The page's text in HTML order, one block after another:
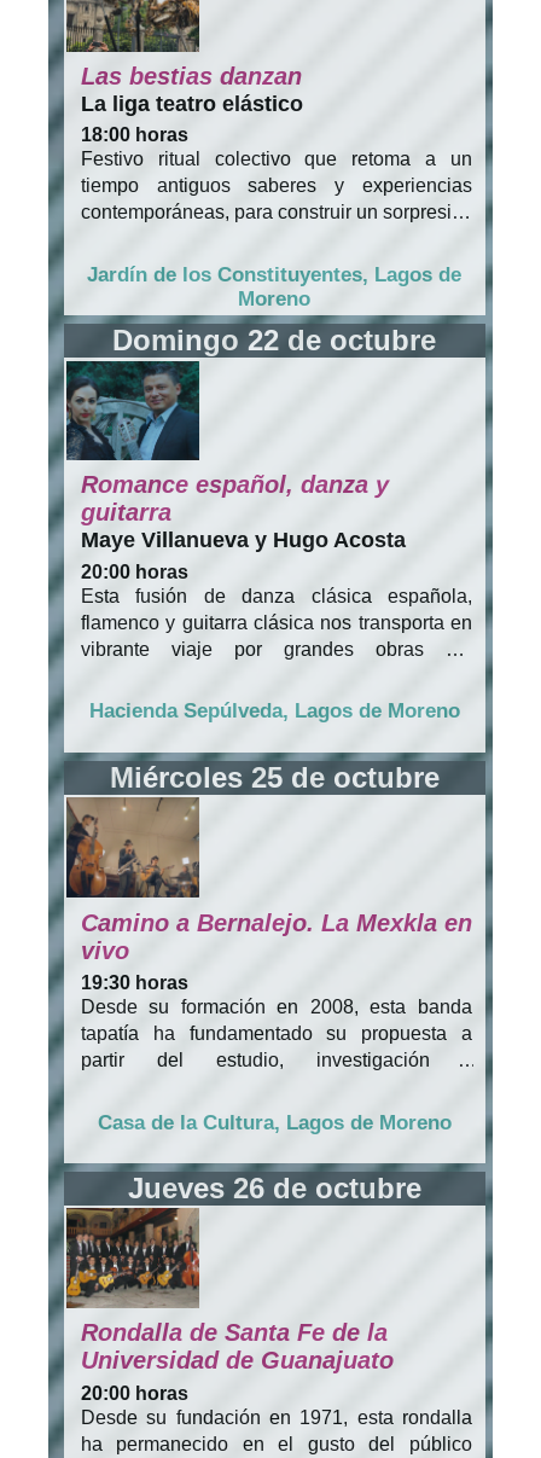
familiarizan con el delicado equilibrio de los
ecosistemas, se empapan de la fundamental
relación humano – animal expresada en
antiguas tradiciones y mitos de pueblos
originarios. El taller culmina con una
intervención artística en la que los niños
recorrerán las calles animando a una
manada de lobos, un gran venado y a las
múltiples creaturas realizadas por ellos
Las bestias danzan
La liga teatro elástico
18:00 horas
Festivo ritual colectivo que retoma a un
tiempo antiguos saberes y experiencias
contemporáneas, para construir un sorpresivo
reivindicación de la figura del lobo, símbolo
por antonomasia de los aspectos de la
naturaleza más temidos y odiados por el
hombre, como pieza fundamental en el
rompecabezas simbólico y ecológico de
nuestros territorios y culturas.
Jardín de los Constituyentes, Lagos de
Moreno
Domingo 22 de octubre
Romance español, danza y
guitarra
Maye Villanueva y Hugo Acosta
20:00 horas
Esta fusión de danza clásica española,
flamenco y guitarra clásica nos transporta en
vibrante viaje por grandes obras del
por Hugo Acosta y coreografiadas
magistralmente por Maye Villanueva.
Hacienda Sepúlveda, Lagos de Moreno
Miércoles 25 de octubre
Camino a Bernalejo. La Mexkla en
vivo
19:30 horas
Desde su formación en 2008, esta banda
tapatía ha fundamentado su propuesta a
partir del estudio, investigación y
elementos e influencias presentes en su
música, producen por consecuencia un
sonido difícil de catalogar, que si bien puede
emparentarse con el jazz, rock progresivo o
música del mundo, va más allá de cualquier
género.
Casa de la Cultura, Lagos de Moreno
Jueves 26 de octubre
Rondalla de Santa Fe de la
Universidad de Guanajuato
20:00 horas
Desde su fundación en 1971, esta rondalla
ha permanecido en el gusto del público